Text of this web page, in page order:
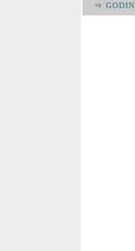
⇒ GODIN